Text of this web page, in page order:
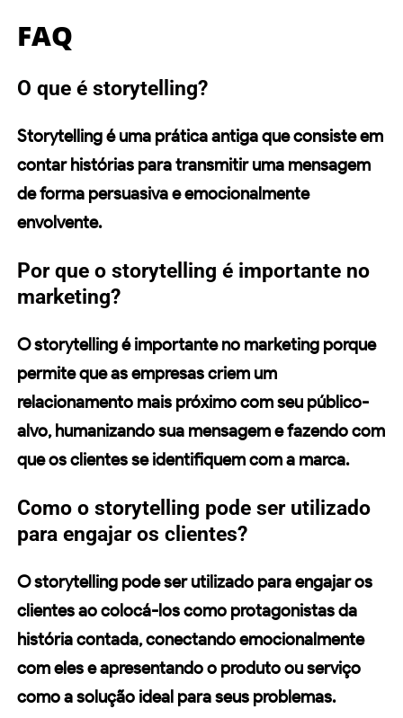
FAQ
O que é storytelling?
Storytelling é uma prática antiga que consiste em
contar histórias para transmitir uma mensagem
de forma persuasiva e emocionalmente
envolvente.
Por que o storytelling é importante no
marketing?
O storytelling é importante no marketing porque
permite que as empresas criem um
relacionamento mais próximo com seu público-
alvo, humanizando sua mensagem e fazendo com
que os clientes se identifiquem com a marca.
Como o storytelling pode ser utilizado
para engajar os clientes?
O storytelling pode ser utilizado para engajar os
clientes ao colocá-los como protagonistas da
história contada, conectando emocionalmente
com eles e apresentando o produto ou serviço
como a solução ideal para seus problemas.